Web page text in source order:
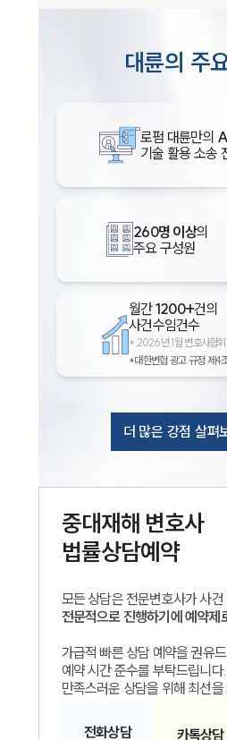
대륜의 주
로펌 대륜만의
기술 활용 소송
260명 이상의
주요 구성원
월간1200+건의
사건수임건수
* 2026년 1월 변호사협
*대한변협 광고 규정 제4
더 많은 강점 살펴
중대재해 변호사
법률상담예약
모든 상담은 전문변호사가 사건
전문적으로 진행하기에 예약제
가급적 빠른 상담 예약을 권유드
예약 시간 준수를 부탁드립니다.
만족스러운 상담을 위해 최선을
전화상담 카톡상담